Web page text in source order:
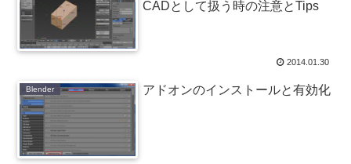
CADとして扱う時の注意とTips
2014.01.30
Blender アドオンのインストールと有効化